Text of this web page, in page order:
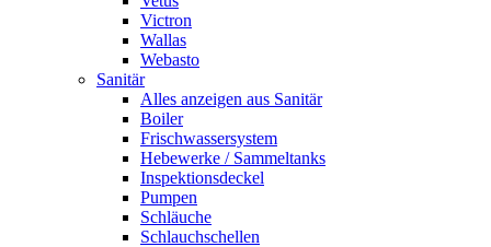
Victron
Wallas
Webasto
Sanitär
Alles anzeigen aus Sanitär
Boiler
Frischwassersystem
Hebewerke / Sammeltanks
Inspektionsdeckel
Pumpen
Schläuche
Schlauchschellen